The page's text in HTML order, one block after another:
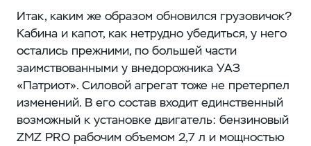
Итак, каким же образом обновился грузовичок?
Кабина и капот, как нетрудно убедиться, у него
остались прежними, по большей части
заимствованными у внедорожника УАЗ
«Патриот». Силовой агрегат тоже не претерпел
изменений. В его состав входит единственный
возможный к установке двигатель: бензиновый
ZMZ PRO рабочим объемом 2,7 л и мощностью